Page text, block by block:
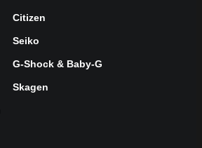
Citizen
Seiko
G-Shock & Baby-G
Skagen